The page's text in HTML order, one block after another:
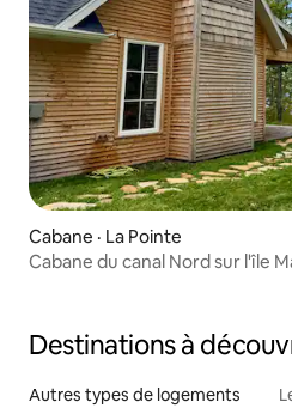
Cabane · La Pointe
Cabane du canal Nord sur l'île
Destinations à
Autres types de logements